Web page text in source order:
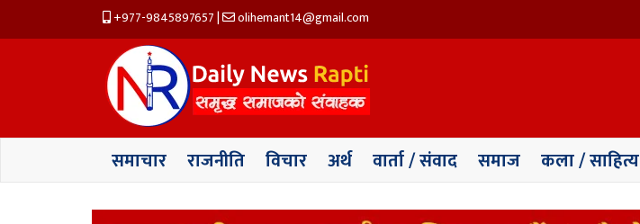
+977-9845897657| olihemant14@gmail.com
समाचार राजनीति विचार अर्थ वार्ता / संवाद समाज कला / साहित्य